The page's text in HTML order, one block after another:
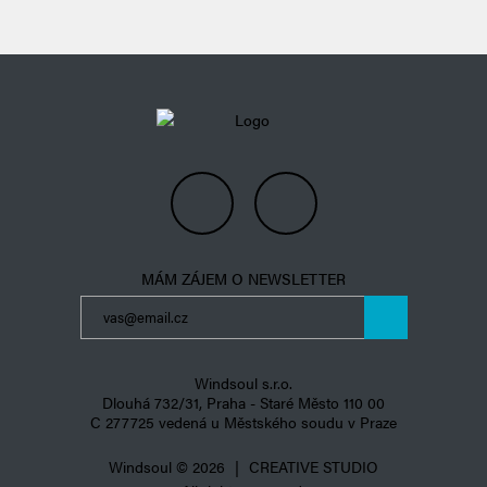
live the kiteboarding
happiness
MÁM ZÁJEM O NEWSLETTER
Windsoul s.r.o.
Dlouhá 732/31, Praha - Staré Město 110 00
C 277725 vedená u Městského soudu v Praze
Windsoul © 2026 | CREATIVE STUDIO